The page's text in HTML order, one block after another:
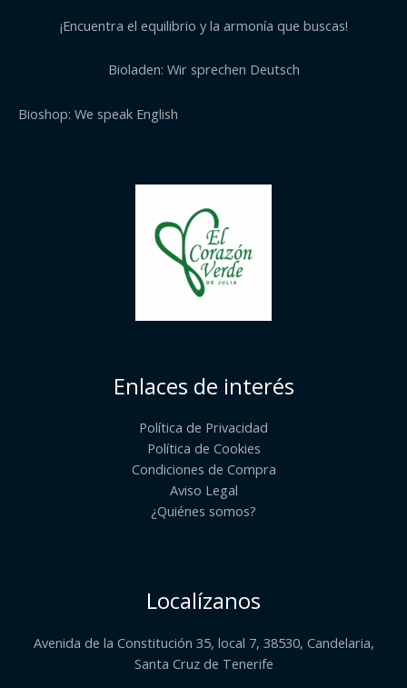
¡Encuentra el equilibrio y la armonía que buscas!
Bioladen: Wir sprechen Deutsch
Bioshop: We speak English
Enlaces de interés
Política de Privacidad
Política de Cookies
Condiciones de Compra
Aviso Legal
¿Quiénes somos?​
Localízanos
Avenida de la Constitución 35, local 7, 38530, Candelaria,
Santa Cruz de Tenerife